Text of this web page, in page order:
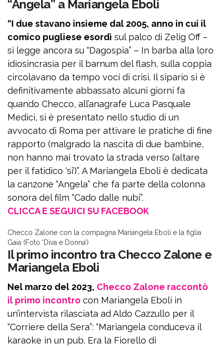
“Angela” a Mariangela Eboli
“I due stavano insieme dal 2005, anno in cui il
comico pugliese esordì sul palco di Zelig Off –
si legge ancora su “Dagospia” – In barba alla loro
idiosincrasia per il barnum del flash, sulla coppia
circolavano da tempo voci di crisi. Il sipario si è
definitivamente abbassato alcuni giorni fa
quando Checco, all’anagrafe Luca Pasquale
Medici, si è presentato nello studio di un
avvocato di Roma per attivare le pratiche di fine
rapporto (malgrado la nascita di due bambine,
non hanno mai trovato la strada verso l’altare
per il fatidico ‘sì’)”. A Mariangela Eboli è dedicata
la canzone “Angela” che fa parte della colonna
sonora del film “Cado dalle nubi”.
CLICCA E SEGUICI SU FACEBOOK
Checco Zalone con la compagna Mariangela Eboli e la figlia
Gaia (Foto ‘Diva e Donna’)
Il primo incontro tra Checco Zalone e
Mariangela Eboli
Nel marzo del 2023, Checco Zalone raccontò
il primo incontro con Mariangela Eboli in
un’intervista rilasciata ad Aldo Cazzullo per il
“Corriere della Sera”: “Mariangela conduceva il
karaoke in un pub. Era la Fiorello di